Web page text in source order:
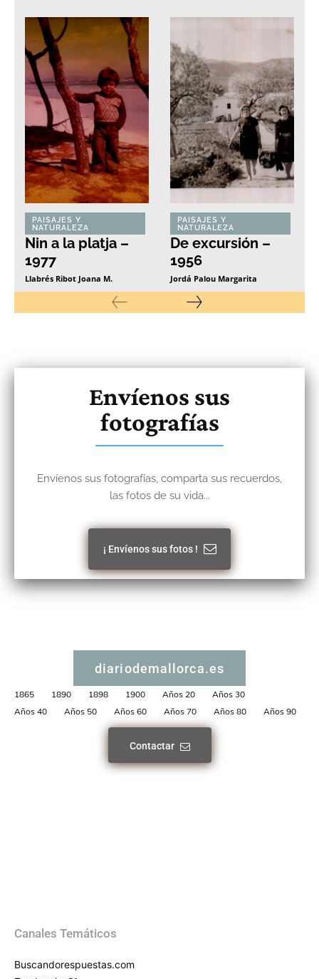
PAISAJES Y
NATURALEZA
Nin a la platja –
1977
Llabrés Ribot Joana M.
PAISAJES Y
NATURALEZA
De excursión –
1956
Jordá Palou Margarita
Envíenos sus
fotografías
Envíenos sus fotografías, comparta sus recuerdos,
las fotos de su vida...
¡ Envíenos sus fotos !
diariodemallorca.es
1865 1890 1898 1900 Años 20
Años 30
Años 40
Años 50 Años 60 Años 70 Años 80 Años 90
Contactar
Canales Temáticos
Buscandorespuestas.com